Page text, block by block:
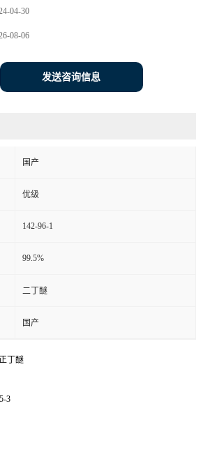
04-30
08-06
发送咨询信息
国产
优级
142-96-1
99.5%
二丁醚
国产
丁醚
3